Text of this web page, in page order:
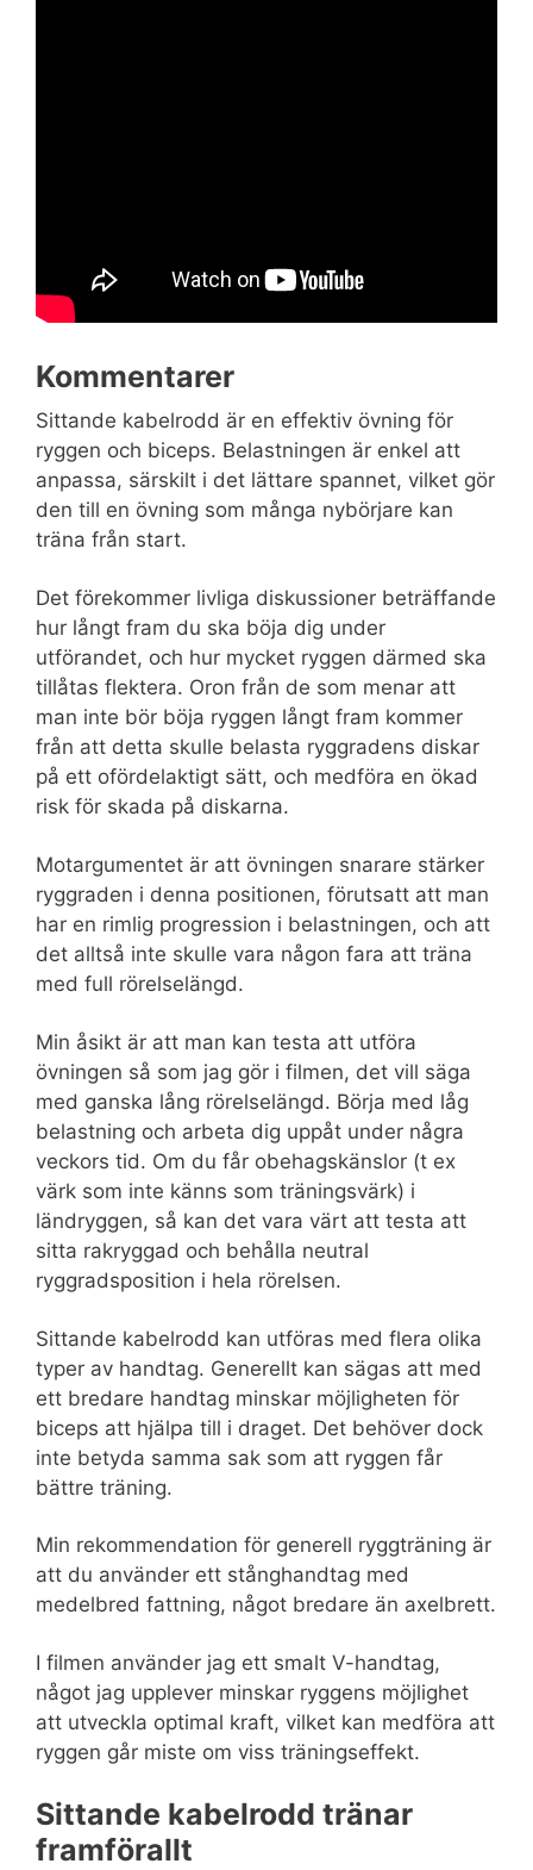
Kommentarer
Sittande kabelrodd är en effektiv övning för
ryggen och biceps. Belastningen är enkel att
anpassa, särskilt i det lättare spannet, vilket gör
den till en övning som många nybörjare kan
träna från start.
Det förekommer livliga diskussioner beträffande
hur långt fram du ska böja dig under
utförandet, och hur mycket ryggen därmed ska
tillåtas flektera. Oron från de som menar att
man inte bör böja ryggen långt fram kommer
från att detta skulle belasta ryggradens diskar
på ett ofördelaktigt sätt, och medföra en ökad
risk för skada på diskarna.
Motargumentet är att övningen snarare stärker
ryggraden i denna positionen, förutsatt att man
har en rimlig progression i belastningen, och att
det alltså inte skulle vara någon fara att träna
med full rörelselängd.
Min åsikt är att man kan testa att utföra
övningen så som jag gör i filmen, det vill säga
med ganska lång rörelselängd. Börja med låg
belastning och arbeta dig uppåt under några
veckors tid. Om du får obehagskänslor (t ex
värk som inte känns som träningsvärk) i
ländryggen, så kan det vara värt att testa att
sitta rakryggad och behålla neutral
ryggradsposition i hela rörelsen.
Sittande kabelrodd kan utföras med flera olika
typer av handtag. Generellt kan sägas att med
ett bredare handtag minskar möjligheten för
biceps att hjälpa till i draget. Det behöver dock
inte betyda samma sak som att ryggen får
bättre träning.
Min rekommendation för generell ryggträning är
att du använder ett stånghandtag med
medelbred fattning, något bredare än axelbrett.
I filmen använder jag ett smalt V-handtag,
något jag upplever minskar ryggens möjlighet
att utveckla optimal kraft, vilket kan medföra att
ryggen går miste om viss träningseffekt.
Sittande kabelrodd tränar
framförallt